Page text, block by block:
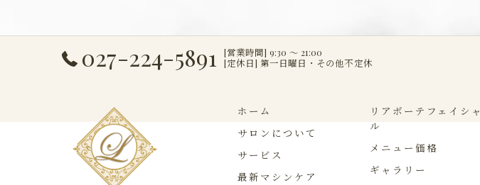
027-224-5891
[営業時間] 9:30 ～ 21:00
[定休日] 第一日曜日・その他不定休
ホーム
サロンについて
サービス
最新マシンケア
リアボーテフェイシャ
ル
メニュー価格
ギャラリー